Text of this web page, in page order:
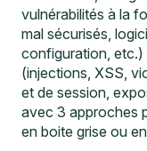
vulnérabilités à la
mal sécurisés,
configuration, etc.)
(injections, XSS,
et de session,
avec 3 approches
en boite grise ou